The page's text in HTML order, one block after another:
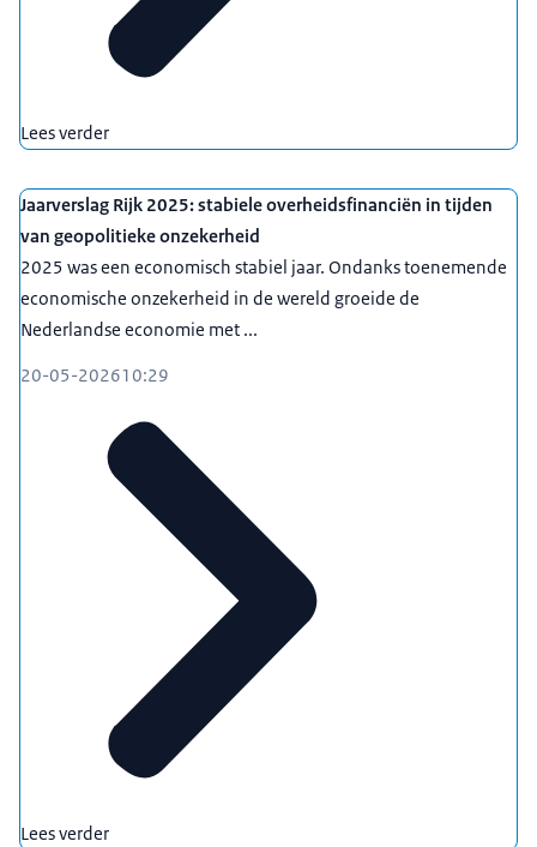
Lees verder
Jaarverslag Rijk 2025: stabiele overheidsfinanciën in tijden
van geopolitieke onzekerheid
2025 was een economisch stabiel jaar. Ondanks toenemende
economische onzekerheid in de wereld groeide de
Nederlandse economie met ...
20-05-202610:29
Lees verder